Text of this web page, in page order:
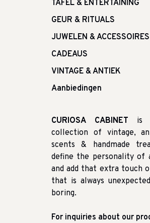
TAFEL & ENTERTAINING
GEUR & RITUALS
JUWELEN & ACCESSOIRES
CADEAUS
VINTAGE & ANTIEK
Aanbiedingen
CURIOSA CABINET is
collection of vintage,
scents & handmade
define the personality of
and add that extra touch
that is always
boring.
For inquiries about our